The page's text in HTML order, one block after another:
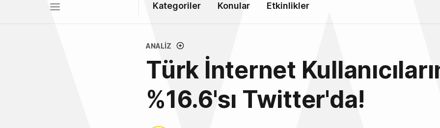
Kategoriler Konular Etkinlikler
ANALIZ
Türk İnternet
%16.6'sı Twitter'da!